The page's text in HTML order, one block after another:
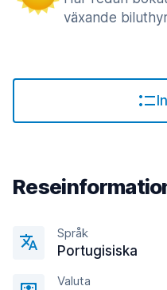
växande
Språk
Portugisiska
Valuta